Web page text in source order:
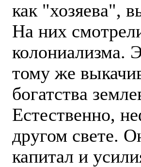
как "хозяева",
На них
колониализма.
тому же
богатства
Естественно,
другом свете.
капитал и